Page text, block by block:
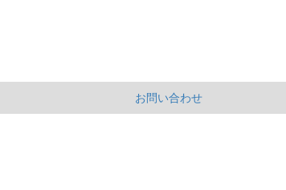
お問い合わせ